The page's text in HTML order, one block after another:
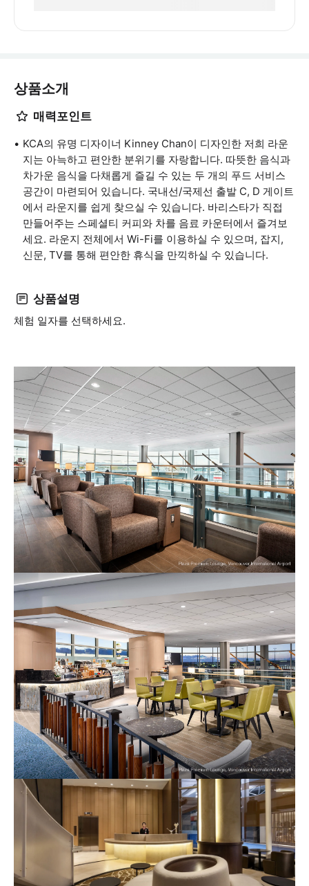
상품소개
매력포인트
KCA의 유명 디자이너 Kinney Chan이 디자인한 저희 라운
지는 아늑하고 편안한 분위기를 자랑합니다. 따뜻한 음식과
차가운 음식을 다채롭게 즐길 수 있는 두 개의 푸드 서비스
공간이 마련되어 있습니다. 국내선/국제선 출발 C, D 게이트
에서 라운지를 쉽게 찾으실 수 있습니다. 바리스타가 직접
만들어주는 스페셜티 커피와 차를 음료 카운터에서 즐겨보
세요. 라운지 전체에서 Wi-Fi를 이용하실 수 있으며, 잡지,
신문, TV를 통해 편안한 휴식을 만끽하실 수 있습니다.
상품설명
체험 일자를 선택하세요.